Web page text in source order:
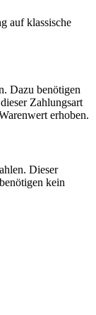
auf klassische
Dazu benötigen
Zahlungsart
erhoben.
Dieser
kein